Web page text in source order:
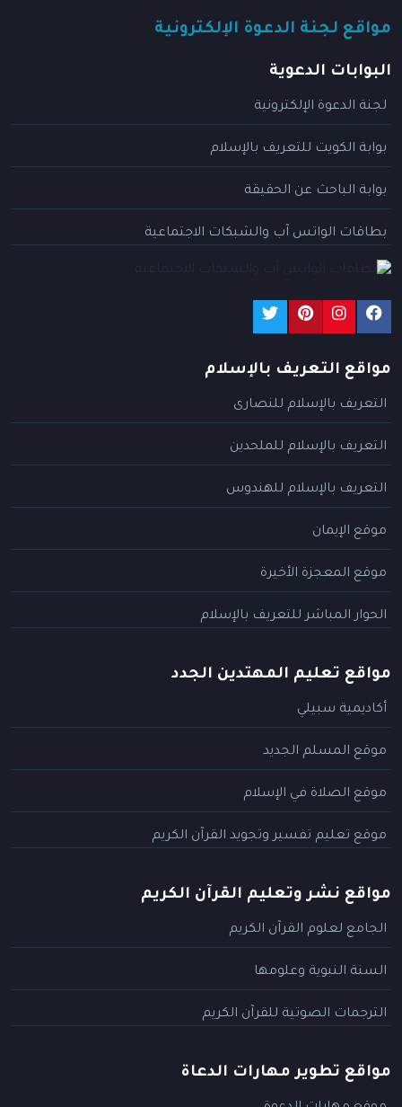
مواقع لجنة الدعوة الإلكترونية
البوابات الدعوية
لجنة الدعوة الإلكترونية
بوابة الكويت للتعريف بالإسلام
بوابة الباحث عن الحقيقة
بطاقات الواتس آب والشبكات الاجتماعية
مواقع التعريف بالإسلام
التعريف بالإسلام للنصارى
التعريف بالإسلام للملحدين
التعريف بالإسلام للهندوس
موقع الإيمان
موقع المعجزة الأخيرة
الحوار المباشر للتعريف بالإسلام
مواقع تعليم المهتدين الجدد
أكاديمية سبيلي
موقع المسلم الجديد
موقع الصلاة في الإسلام
موقع تعليم تفسير وتجويد القرآن الكريم
مواقع نشر وتعليم القرآن الكريم
الجامع لعلوم القرآن الكريم
السنة النبوية وعلومها
الترجمات الصوتية للقرآن الكريم
مواقع تطوير مهارات الدعاة